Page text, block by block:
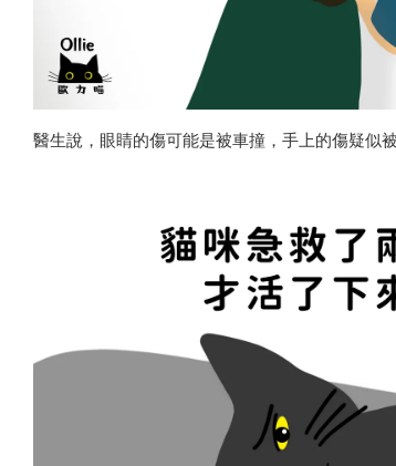
醫生說，眼睛的傷可能是被車撞，手上的傷疑似